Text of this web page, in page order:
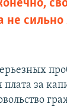
не
плата за